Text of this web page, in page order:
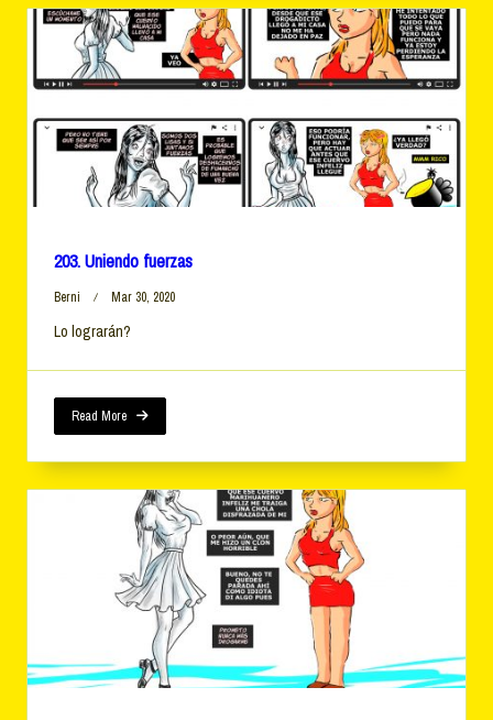
203. Uniendo fuerzas
Berni Mar 30, 2020
Lo lograrán?
Read More